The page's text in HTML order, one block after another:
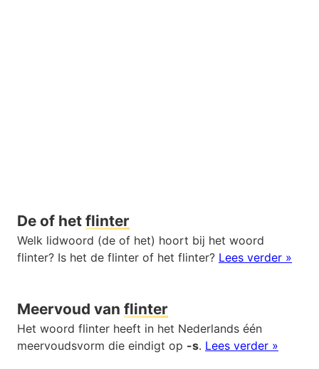
De of het flinter
Welk lidwoord (de of het) hoort bij het woord
flinter? Is het de flinter of het flinter? Lees verder »
Meervoud van flinter
Het woord flinter heeft in het Nederlands één
meervoudsvorm die eindigt op -s. Lees verder »